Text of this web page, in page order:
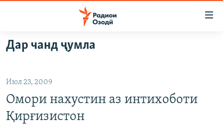
Ҷаҳиш
ба
аслӣ
ба
феҳристи
ГӮШАҲО
ҶОМЕА
ҚАЗИЯИ "КРОКУС"
САЛОМ, ХОҲАР
ТАҲҚИҚОТ
Дар чанд ҷумла
Июл 23, 2009
Омори нахустин аз интихоботи
Қирғизистон